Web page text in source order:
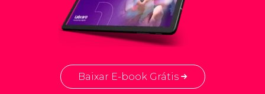
Baixar E-book Grátis